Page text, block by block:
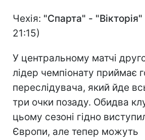
Чехія: "Спарта" - "Вікторія"
21:15)
У центральному матчі
лідер чемпіонату приймає
переслідувача, який йде
три очки позаду. Обидва
цьому сезоні гідно
Європи, але тепер можуть